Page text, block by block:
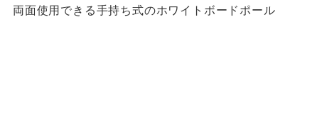
両面使用できる手持ち式のホワイトボードポール